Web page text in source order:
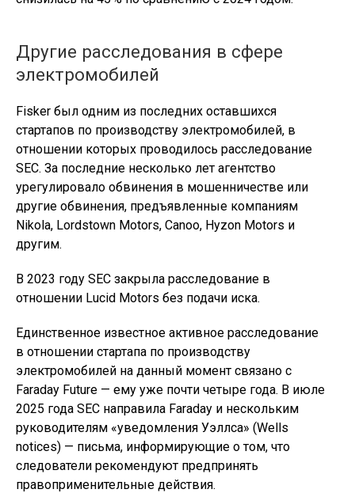
Другие расследования в сфере
электромобилей
Fisker был одним из последних оставшихся
стартапов по производству электромобилей, в
отношении которых проводилось расследование
SEC. За последние несколько лет агентство
урегулировало обвинения в мошенничестве или
другие обвинения, предъявленные компаниям
Nikola, Lordstown Motors, Canoo, Hyzon Motors и
другим.
В 2023 году SEC закрыла расследование в
отношении Lucid Motors без подачи иска.
Единственное известное активное расследование
в отношении стартапа по производству
электромобилей на данный момент связано с
Faraday Future — ему уже почти четыре года. В июле
2025 года SEC направила Faraday и нескольким
руководителям «уведомления Уэллса» (Wells
notices) — письма, информирующие о том, что
следователи рекомендуют предпринять
правоприменительные действия.